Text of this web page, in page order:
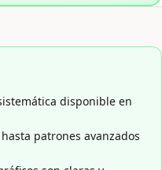
disponible en
patrones avanzados